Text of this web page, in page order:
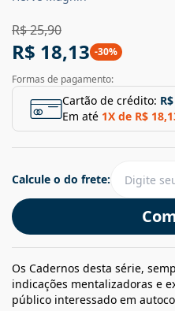
R$ 25,90
R$ 18,13 -30%
Formas de pagamento:
Cartão de crédito:
Em até 1X de R$
Calcule o do frete:
Os Cadernos desta série,
indicações mentalizadoras e
público interessado em